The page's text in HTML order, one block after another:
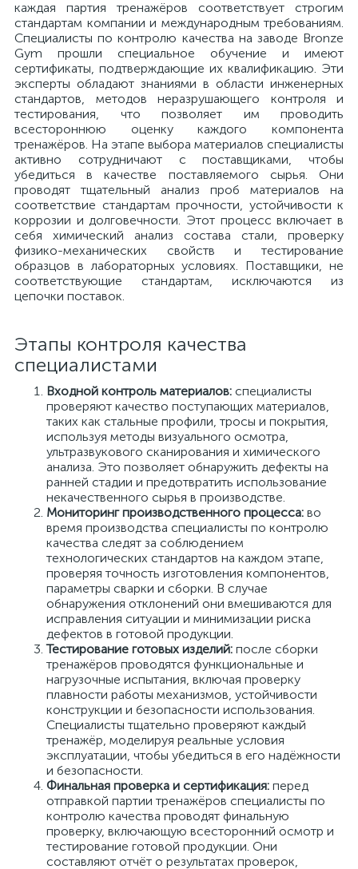
каждая партия тренажёров соответствует строгим
стандартам компании и международным требованиям.
Специалисты по контролю качества на заводе Bronze
Gym прошли специальное обучение и имеют
сертификаты, подтверждающие их квалификацию. Эти
эксперты обладают знаниями в области инженерных
стандартов, методов неразрушающего контроля и
тестирования, что позволяет им проводить
всестороннюю оценку каждого компонента
тренажёров. На этапе выбора материалов специалисты
активно сотрудничают с поставщиками, чтобы
убедиться в качестве поставляемого сырья. Они
проводят тщательный анализ проб материалов на
соответствие стандартам прочности, устойчивости к
коррозии и долговечности. Этот процесс включает в
себя химический анализ состава стали, проверку
физико-механических свойств и тестирование
образцов в лабораторных условиях. Поставщики, не
соответствующие стандартам, исключаются из
цепочки поставок.
Этапы контроля качества
специалистами
Входной контроль материалов: специалисты
проверяют качество поступающих материалов,
таких как стальные профили, тросы и покрытия,
используя методы визуального осмотра,
ультразвукового сканирования и химического
анализа. Это позволяет обнаружить дефекты на
ранней стадии и предотвратить использование
некачественного сырья в производстве.
Мониторинг производственного процесса: во
время производства специалисты по контролю
качества следят за соблюдением
технологических стандартов на каждом этапе,
проверяя точность изготовления компонентов,
параметры сварки и сборки. В случае
обнаружения отклонений они вмешиваются для
исправления ситуации и минимизации риска
дефектов в готовой продукции.
Тестирование готовых изделий: после сборки
тренажёров проводятся функциональные и
нагрузочные испытания, включая проверку
плавности работы механизмов, устойчивости
конструкции и безопасности использования.
Специалисты тщательно проверяют каждый
тренажёр, моделируя реальные условия
эксплуатации, чтобы убедиться в его надёжности
и безопасности.
Финальная проверка и сертификация: перед
отправкой партии тренажёров специалисты по
контролю качества проводят финальную
проверку, включающую всесторонний осмотр и
тестирование готовой продукции. Они
составляют отчёт о результатах проверок,